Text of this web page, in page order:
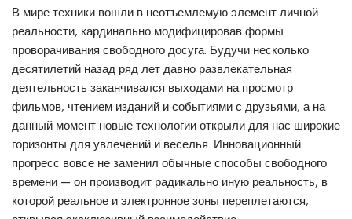
В мире техники вошли в неотъемлемую элемент личной
реальности, кардинально модифицировав формы
проворачивания свободного досуга. Будучи несколько
десятилетий назад ряд лет давно развлекательная
деятельность заканчивался выходами на просмотр
фильмов, чтением изданий и событиями с друзьями, а на
данный момент новые технологии открыли для нас широкие
горизонты для увлечений и веселья. Инновационный
прогресс вовсе не заменил обычные способы свободного
времени — он производит радикально иную реальность, в
которой реальное и электронное зоны переплетаются,